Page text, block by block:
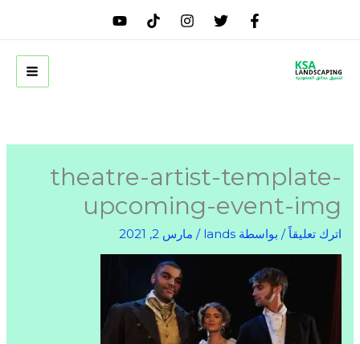
theatre-artist-template-
upcoming-event-img
اترك تعليقاً / بواسطة lands
/ مارس 2, 2021